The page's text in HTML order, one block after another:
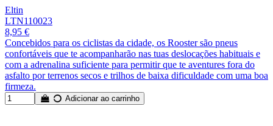
Eltin
LTN110023
8,95 €
Concebidos para os ciclistas da cidade, os Rooster são pneus
confortáveis que te acompanharão nas tuas deslocações habituais e
com a adrenalina suficiente para permitir que te aventures fora do
asfalto por terrenos secos e trilhos de baixa dificuldade com uma boa
firmeza.
Adicionar ao carrinho